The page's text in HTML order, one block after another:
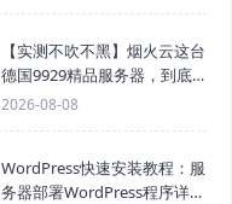
【实测不吹不黑】烟火云这台
德国9929精品服务器，到底
能不能打？
2026-08-08
WordPress快速安装教程：服
务器部署WordPress程序详细